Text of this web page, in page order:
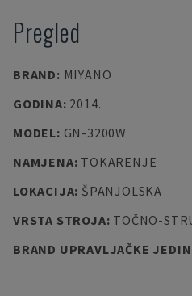
Pregled
BRAND: MIYANO
GODINA: 2014.
MODEL: GN-3200W
NAMJENA: TOKARENJE
LOKACIJA: ŠPANJOLSKA
VRSTA STROJA: TOČNO-
BRAND UPRAVLJAČKE